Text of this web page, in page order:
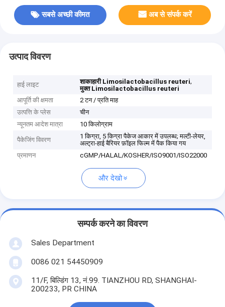
सबसे अच्छी कीमत अब से संपर्क करें
उत्पाद विवरण
हाई लाइट शाकाहारी Limosilactobacillus reuteri,
मुक्त Limosilactobacillus reuteri
आपूर्ति की क्षमता
2 टन / प्रति माह
उत्पत्ति के प्लेस
चीन
न्यूनतम आदेश मात्रा
10 किलोग्राम
पैकेजिंग विवरण
1 किग्रा, 5 किग्रा पैकेज आकार में उपलब्ध; मल्टी-लेयर,
अल्ट्रा-हाई बैरियर फ़ॉइल फिल्म में पैक किया गय
प्रमाणन
cGMP/HALAL/KOSHER/ISO9001/ISO22000
और देखो
सम्पर्क करने का विवरण
Sales Department
0086 021 54450909
11/F, बिल्डिंग 13, नं.99. TIANZHOU RD, SHANGHAI-
200233, PR CHINA